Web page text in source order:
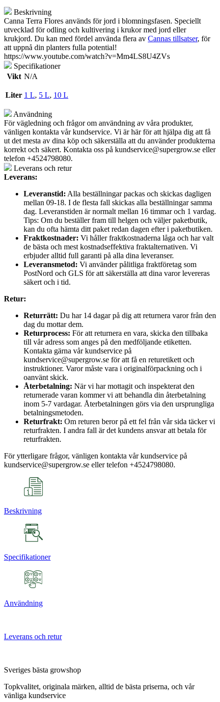
Beskrivning
Canna Terra Flores används för jord i blomningsfasen. Speciellt
utvecklad för odling och kultivering i krukor med jord eller
krukjord. Du kan med fördel använda flera av Cannas tillsatser, för
att uppnå din planters fulla potential!
https://www.youtube.com/watch?v=Mm4LS8U4ZVs
Specifikationer
Vikt N/A
Liter 1 L, 5 L, 10 L
Användning
För vägledning och frågor om användning av våra produkter,
vänligen kontakta vår kundservice. Vi är här för att hjälpa dig att få
ut det mesta av dina köp och säkerställa att du använder produkterna
korrekt och säkert. Kontakta oss på kundservice@supergrow.se eller
telefon +4524798080.
Leverans och retur
Leverans:
Leveranstid: Alla beställningar packas och skickas dagligen
mellan 09-18. I de flesta fall skickas alla beställningar samma
dag. Leveranstiden är normalt mellan 16 timmar och 1 vardag.
Tips: Om du beställer fram till helgen och väljer paketbutik,
kan du ofta hämta ditt paket redan dagen efter i paketbutiken.
Fraktkostnader: Vi håller fraktkostnaderna låga och har valt
de bästa och mest kostnadseffektiva fraktalternativen. Vi
erbjuder alltid full garanti på alla dina leveranser.
Leveransmetod: Vi använder pålitliga fraktföretag som
PostNord och GLS för att säkerställa att dina varor levereras
säkert och i tid.
Retur:
Returrätt: Du har 14 dagar på dig att returnera varor från den
dag du mottar dem.
Returprocess: För att returnera en vara, skicka den tillbaka
till vår adress som anges på den medföljande etiketten.
Kontakta gärna vår kundservice på
kundservice@supergrow.se för att få en returetikett och
instruktioner. Varor måste vara i originalförpackning och i
oanvänt skick.
Återbetalning: När vi har mottagit och inspekterat den
returnerade varan kommer vi att behandla din återbetalning
inom 5-7 vardagar. Återbetalningen görs via den ursprungliga
betalningsmetoden.
Returfrakt: Om returen beror på ett fel från vår sida täcker vi
returfrakten. I andra fall är det kundens ansvar att betala för
returfrakten.
För ytterligare frågor, vänligen kontakta vår kundservice på
kundservice@supergrow.se eller telefon +4524798080.
Beskrivning
Specifikationer
Användning
Leverans och retur
Sveriges bästa growshop
Topkvalitet, originala märken, alltid de bästa priserna, och vår
vänliga kundservice